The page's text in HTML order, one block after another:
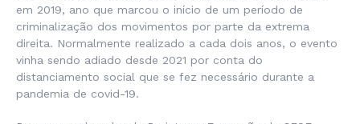
em 2019, ano que marcou o início de um período de
criminalização dos movimentos por parte da extrema
direita. Normalmente realizado a cada dois anos, o evento
vinha sendo adiado desde 2021 por conta do
distanciamento social que se fez necessário durante a
pandemia de covid-19.